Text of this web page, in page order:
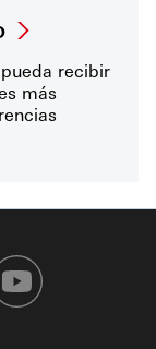
recibir
más